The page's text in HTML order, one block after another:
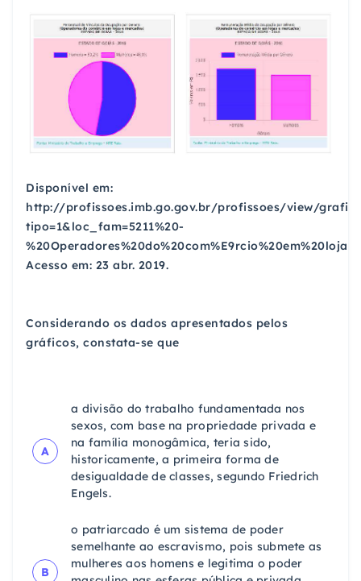
Disponível em:
http://profissoes.imb.go.gov.br/profissoes/view/
tipo=1&loc_fam=5211%20-
Acesso em: 23 abr. 2019.
Considerando os dados apresentados pelos
gráficos, constata-se que
A
a divisão do trabalho fundamentada nos
sexos, com base na propriedade privada e
na família monogâmica, teria sido,
historicamente, a primeira forma de
desigualdade de classes, segundo Friedrich
Engels.
B
o patriarcado é um sistema de poder
semelhante ao escravismo, pois submete as
mulheres aos homens e legitima o poder